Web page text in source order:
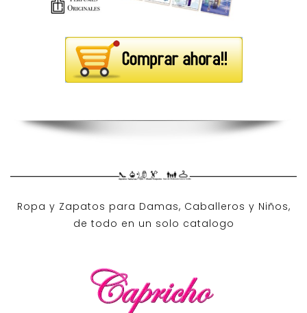
Ropa y Zapatos para Damas, Caballeros y Niños,
de todo en un solo catalogo